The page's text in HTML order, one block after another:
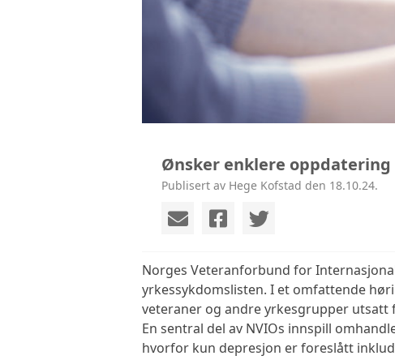
Ønsker enklere oppdatering
Publisert av Hege Kofstad den 18.10.24.
Norges Veteranforbund for
yrkessykdomslisten. I et omfattende
veteraner og andre yrkesgrupper utsatt
En sentral del av NVIOs innspill
hvorfor kun depresjon er foreslått